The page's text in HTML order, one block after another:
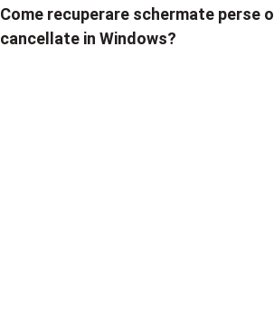
Come recuperare schermate perse o
cancellate in Windows?